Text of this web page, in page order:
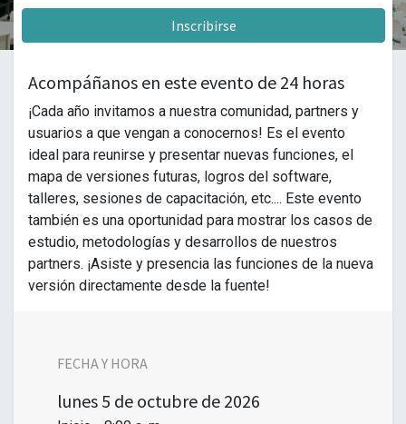
Inscribirse
Acompáñanos en este evento de 24 horas
¡Cada año invitamos a nuestra comunidad, partners y
usuarios a que vengan a conocernos! Es el evento
ideal para reunirse y presentar nuevas funciones, el
mapa de versiones futuras, logros del software,
talleres, sesiones de capacitación, etc.... Este evento
también es una oportunidad para mostrar los casos de
estudio, metodologías y desarrollos de nuestros
partners. ¡Asiste y presencia las funciones de la nueva
versión directamente desde la fuente!
FECHA Y HORA
lunes 5 de octubre de 2026